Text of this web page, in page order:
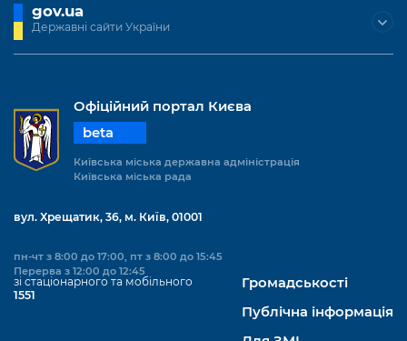
gov.ua
Державні сайти України
Офіційний портал Києва
beta
Київська міська державна адміністрація
Київська міська рада
вул. Хрещатик, 36, м. Київ, 01001
пн-чт з 8:00 до 17:00, пт з 8:00 до 15:45
Перерва з 12:00 до 12:45
зі стаціонарного та мобільного
1551
Громадськості
Публічна інформація